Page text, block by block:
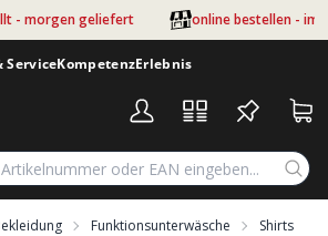
- morgen geliefert online bestellen - im
ServiceKompetenzErlebnis
Funktionsunterwäsche Shirts